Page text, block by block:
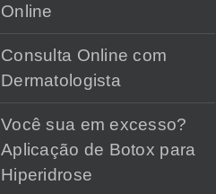
Online
Consulta Online com
Dermatologista
Você sua em excesso?
Aplicação de Botox para
Hiperidrose